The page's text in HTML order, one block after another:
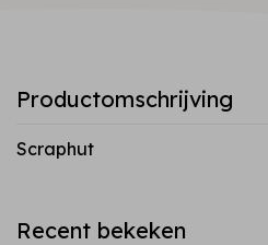
Productomschrijving
Scraphut
Recent bekeken